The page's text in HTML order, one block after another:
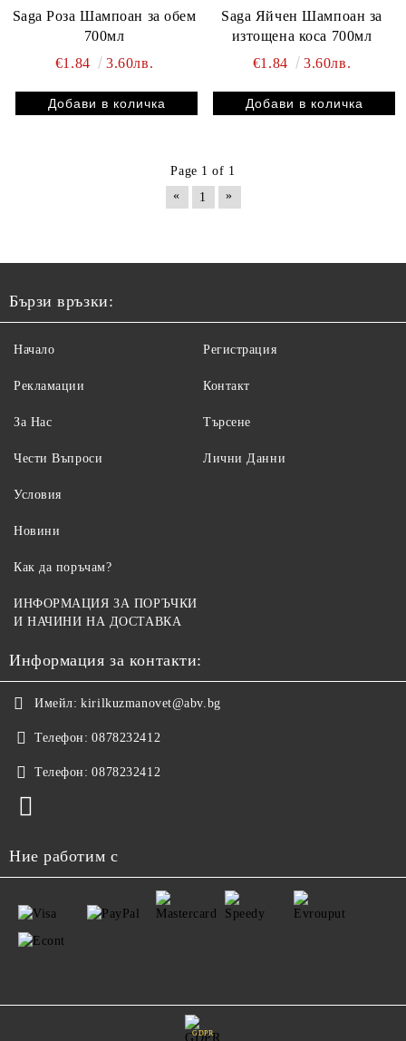
Saga Роза Шампоан за обем
700мл
€1.84
3.60лв.
Saga Яйчен Шампоан за
изтощена коса 700мл
€1.84
3.60лв.
Page 1 of 1
«
1 »
Бързи връзки:
Начало
Рекламации
За Нас
Чести Въпроси
Регистрация
Контакт
Търсене
Лични Данни
Условия
Новини
Как да поръчам?
ИНФОРМАЦИЯ ЗА ПОРЪЧКИ
И НАЧИНИ НА ДОСТАВКА
Информация за контакти:
Имейл: kirilkuzmanovet@abv.bg
Телефон: 0878232412
Телефон: 0878232412
Ние работим с
GDPR